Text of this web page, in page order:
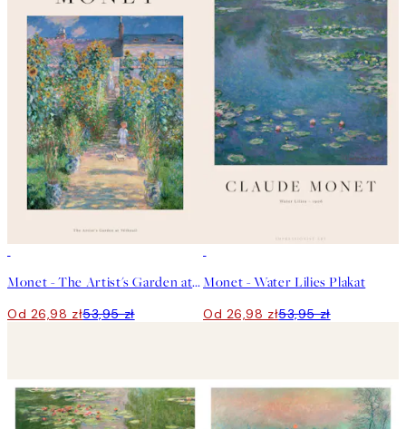
Monet - The Artist's Garden at Vétheuil Plakat
Od 26,98 zł53,95 zł
Monet - Water Lilies Plakat
Od 26,98 zł53,95 zł